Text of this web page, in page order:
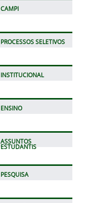
CAMPI
PROCESSOS SELETIVOS
INSTITUCIONAL
ENSINO
ASSUNTOS
ESTUDANTIS
PESQUISA